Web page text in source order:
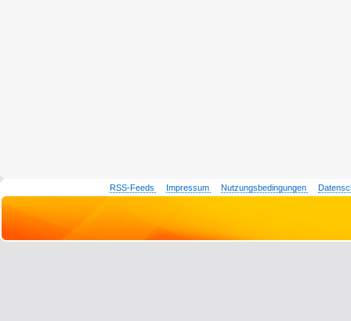
RSS-Feeds Impressum Nutzungsbedingungen